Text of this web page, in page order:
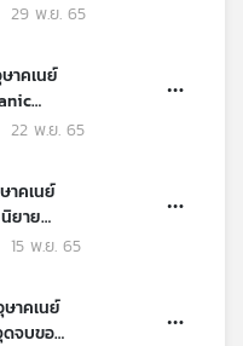
29 พ.ย. 65
าคเนย์
วามปั่น
22 พ.ย. 65
าคเนย์
ยาย
ย เมื่อ
15 พ.ย. 65
าคเนย์
จบของ